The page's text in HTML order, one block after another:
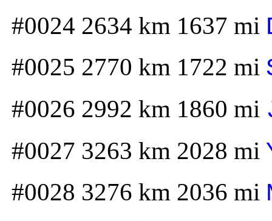
#0024 2634 km 1637 mi
#0025 2770 km 1722 mi
#0026 2992 km 1860 mi
#0027 3263 km 2028 mi
#0028 3276 km 2036 mi